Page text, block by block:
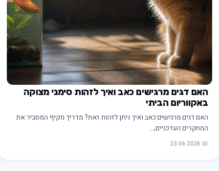
האם דגים מרגישים כאב ואיך לזהות סימני מצוקה
באקווריום הביתי
האם דגים מרגישים כאב ואיך ניתן לזהות זאת? מדריך מקיף המסביר את
המחקרים העדכניים,…
📅 23.06.2026